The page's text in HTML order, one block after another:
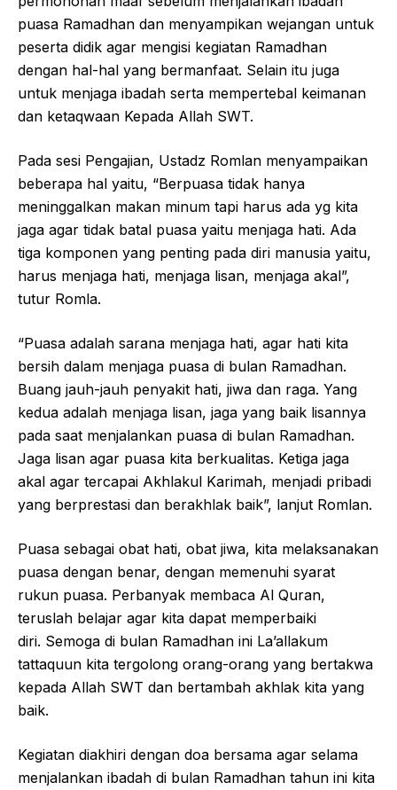
puasa Ramadhan dan menyampikan wejangan untuk
peserta didik agar mengisi kegiatan Ramadhan
dengan hal-hal yang bermanfaat. Selain itu juga
untuk menjaga ibadah serta mempertebal keimanan
dan ketaqwaan Kepada Allah SWT.
Pada sesi Pengajian, Ustadz Romlan menyampaikan
beberapa hal yaitu, “Berpuasa tidak hanya
meninggalkan makan minum tapi harus ada yg kita
jaga agar tidak batal puasa yaitu menjaga hati. Ada
tiga komponen yang penting pada diri manusia yaitu,
harus menjaga hati, menjaga lisan, menjaga akal”,
tutur Romla.
“Puasa adalah sarana menjaga hati, agar hati kita
bersih dalam menjaga puasa di bulan Ramadhan.
Buang jauh-jauh penyakit hati, jiwa dan raga. Yang
kedua adalah menjaga lisan, jaga yang baik lisannya
pada saat menjalankan puasa di bulan Ramadhan.
Jaga lisan agar puasa kita berkualitas. Ketiga jaga
akal agar tercapai Akhlakul Karimah, menjadi pribadi
yang berprestasi dan berakhlak baik”, lanjut Romlan.
Puasa sebagai obat hati, obat jiwa, kita melaksanakan
puasa dengan benar, dengan memenuhi syarat
rukun puasa. Perbanyak membaca Al Quran,
teruslah belajar agar kita dapat memperbaiki
diri. Semoga di bulan Ramadhan ini La’allakum
tattaquun kita tergolong orang-orang yang bertakwa
kepada Allah SWT dan bertambah akhlak kita yang
baik.
Kegiatan diakhiri dengan doa bersama agar selama
menjalankan ibadah di bulan Ramadhan tahun ini kita